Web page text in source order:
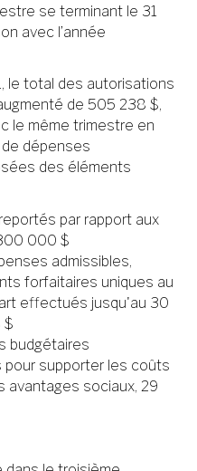
se terminant le 31
avec l’année
le total des autorisations
de 505 238 $,
le même trimestre en
dépenses
des éléments
par rapport aux
000 $
admissibles,
forfaitaires uniques au
effectués jusqu'au 30
$
budgétaires
supporter les coûts
avantages sociaux, 29